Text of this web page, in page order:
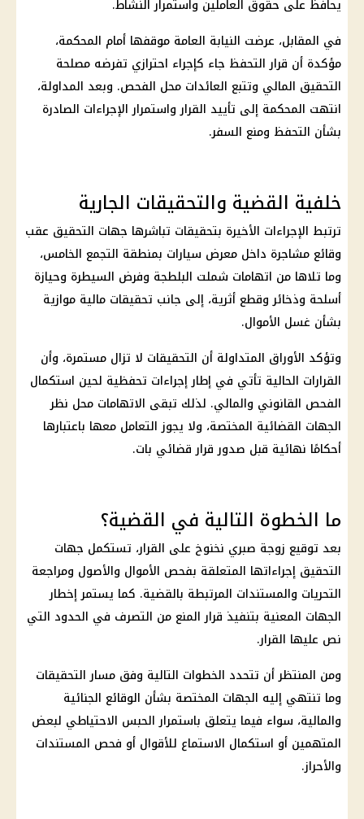
يحافظ على حقوق العاملين واستمرار النشاط.
في المقابل، عرضت النيابة العامة موقفها أمام المحكمة،
مؤكدة أن قرار التحفظ جاء كإجراء احترازي تفرضه مصلحة
التحقيق المالي وتتبع العائدات محل الفحص. وبعد المداولة،
انتهت المحكمة إلى تأييد القرار واستمرار الإجراءات الصادرة
بشأن التحفظ ومنع السفر.
خلفية القضية والتحقيقات الجارية
ترتبط الإجراءات الأخيرة بتحقيقات تباشرها جهات التحقيق عقب
وقائع مشاجرة داخل معرض سيارات بمنطقة التجمع الخامس،
وما تلاها من اتهامات شملت البلطجة وفرض السيطرة وحيازة
أسلحة وذخائروقطع أثرية، إلى جانب تحقيقات مالية موازية
بشأن غسل الأموال.
وتؤكد الأوراق المتداولة أن التحقيقات لا تزال مستمرة، وأن
القرارات الحالية تأتي في إطار إجراءات تحفظية لحين استكمال
الفحص القانوني والمالي. لذلك تبقى الاتهامات محل نظر
الجهات القضائية المختصة، ولا يجوز التعامل معها باعتبارها
أحكامًا نهائية قبل صدور قرار قضائي بات.
ما الخطوة التالية في القضية؟
بعد توقيع زوجة صبري نخنوخ على القرار، تستكمل جهات
التحقيق إجراءاتها المتعلقة بفحص الأموال والأصول ومراجعة
التحريات والمستندات المرتبطة بالقضية. كما يستمر إخطار
الجهات المعنية بتنفيذ قرار المنع من التصرف في الحدود التي
نص عليها القرار.
ومن المنتظر أن تتحدد الخطوات التالية وفق مسارالتحقيقات
وما تنتهي إليه الجهات المختصة بشأن الوقائع الجنائية
والمالية، سواء فيما يتعلق باستمرار الحبس الاحتياطي لبعض
المتهمين أو استكمال الاستماع للأقوال أو فحص المستندات
والأحراز.